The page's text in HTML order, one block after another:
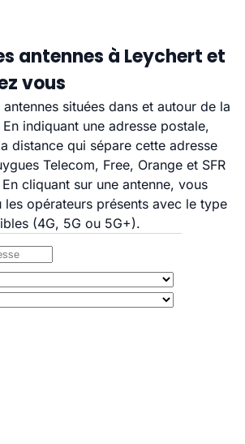
antennes à Leychert et
vous
situées dans et autour de la
indiquant une adresse postale,
distance qui sépare cette adresse
Telecom, Free, Orange et SFR
cliquant sur une antenne, vous
opérateurs présents avec le type
(4G, 5G ou 5G+).